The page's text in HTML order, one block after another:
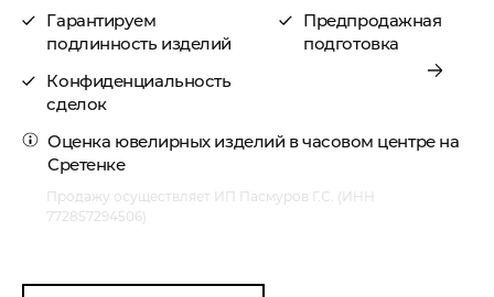
Гарантируем
подлинность изделий
Конфиденциальность
сделок
Предпродажная
подготовка
Оценка ювелирных изделий в часовом центре на
Сретенке
Продажу осуществляет ИП Пасмуров Г.С. (ИНН
772857294506)